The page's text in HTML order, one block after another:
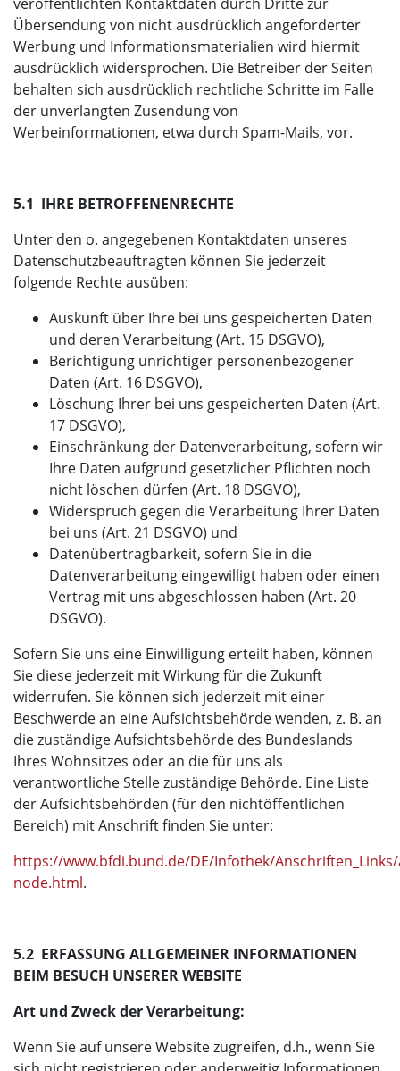
Übersendung von nicht ausdrücklich angeforderter
Werbung und Informationsmaterialien wird hiermit
ausdrücklich widersprochen. Die Betreiber der Seiten
behalten sich ausdrücklich rechtliche Schritte im Falle
der unverlangten Zusendung von
Werbeinformationen, etwa durch Spam-Mails, vor.
5.1 IHRE BETROFFENENRECHTE
Unter den o. angegebenen Kontaktdaten unseres
Datenschutzbeauftragten können Sie jederzeit
folgende Rechte ausüben:
Auskunft über Ihre bei uns gespeicherten Daten
und deren Verarbeitung (Art. 15 DSGVO),
Berichtigung unrichtiger personenbezogener
Daten (Art. 16 DSGVO),
Löschung Ihrer bei uns gespeicherten Daten (Art.
17 DSGVO),
Einschränkung der Datenverarbeitung, sofern wir
Ihre Daten aufgrund gesetzlicher Pflichten noch
nicht löschen dürfen (Art. 18 DSGVO),
Widerspruch gegen die Verarbeitung Ihrer Daten
bei uns (Art. 21 DSGVO) und
Datenübertragbarkeit, sofern Sie in die
Datenverarbeitung eingewilligt haben oder einen
Vertrag mit uns abgeschlossen haben (Art. 20
DSGVO).
Sofern Sie uns eine Einwilligung erteilt haben, können
Sie diese jederzeit mit Wirkung für die Zukunft
widerrufen. Sie können sich jederzeit mit einer
Beschwerde an eine Aufsichtsbehörde wenden, z. B. an
die zuständige Aufsichtsbehörde des Bundeslands
Ihres Wohnsitzes oder an die für uns als
verantwortliche Stelle zuständige Behörde. Eine Liste
der Aufsichtsbehörden (für den nichtöffentlichen
Bereich) mit Anschrift finden Sie unter:
https://www.bfdi.bund.de/DE/Infothek/
node.html.
5.2 ERFASSUNG ALLGEMEINER INFORMATIONEN
BEIM BESUCH UNSERER WEBSITE
Art und Zweck der Verarbeitung:
Wenn Sie auf unsere Website zugreifen, d.h., wenn Sie